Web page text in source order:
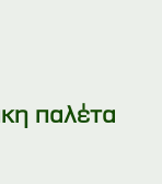
παλέτα